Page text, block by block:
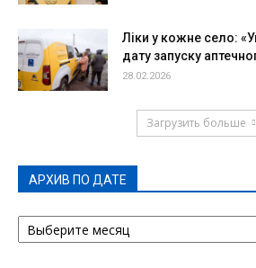
Ліки у кожне село:
дату запуску
28.02.2026
Загрузить больше
АРХИВ ПО ДАТЕ
АРХИВ
ПО